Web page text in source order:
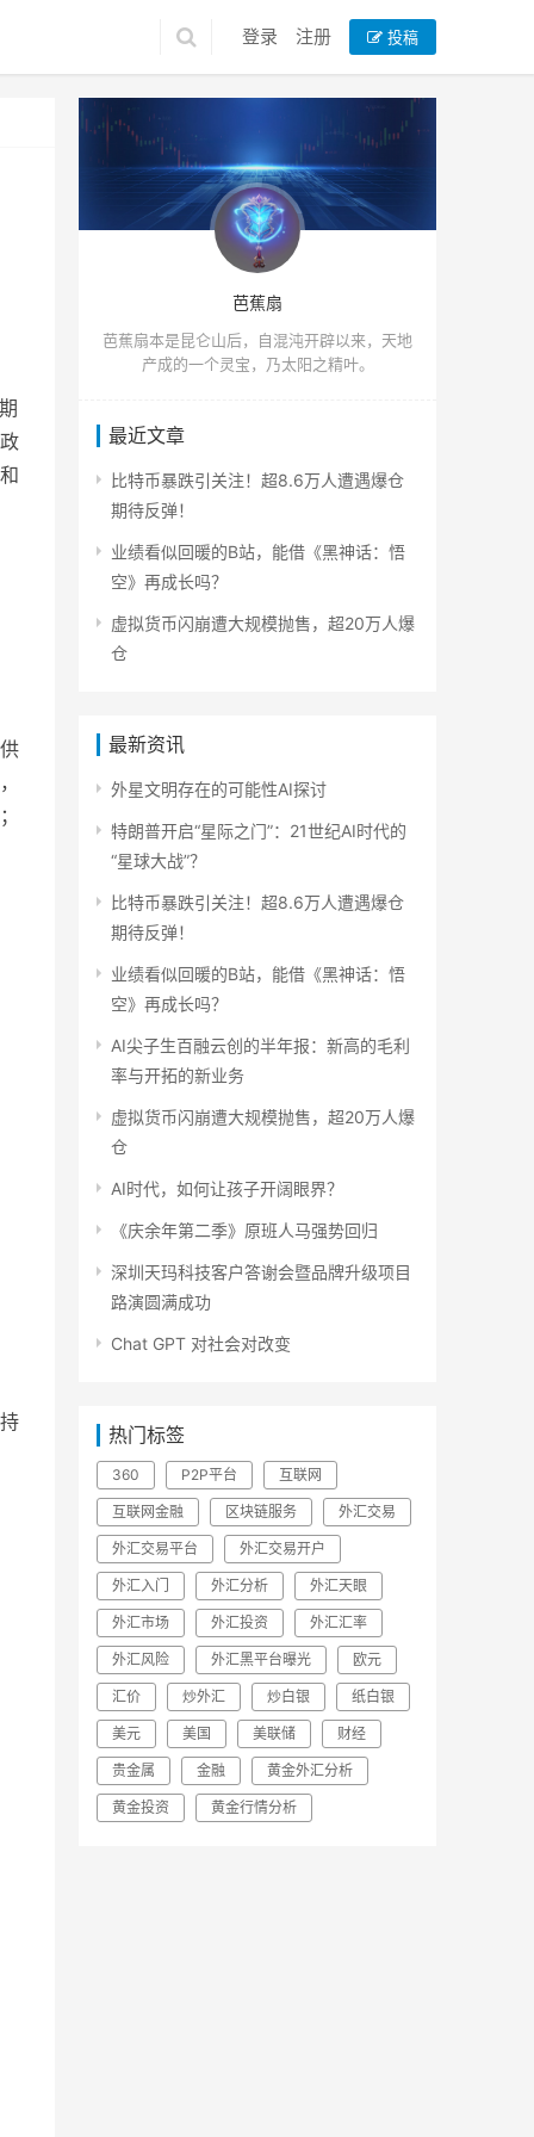
登录 注册 投稿
芭蕉扇
芭蕉扇本是昆仑山后，自混沌开辟以来，天地
产成的一个灵宝，乃太阳之精叶。
最近文章
比特币暴跌引关注！超8.6万人遭遇爆仓
期待反弹！
业绩看似回暖的B站，能借《黑神话：悟
空》再成长吗？
虚拟货币闪崩遭大规模抛售，超20万人爆
仓
最新资讯
外星文明存在的可能性AI探讨
特朗普开启“星际之门”：21世纪AI时代的
“星球大战”？
比特币暴跌引关注！超8.6万人遭遇爆仓
期待反弹！
业绩看似回暖的B站，能借《黑神话：悟
空》再成长吗？
AI尖子生百融云创的半年报：新高的毛利
率与开拓的新业务
虚拟货币闪崩遭大规模抛售，超20万人爆
仓
AI时代，如何让孩子开阔眼界？
《庆余年第二季》原班人马强势回归
深圳天玛科技客户答谢会暨品牌升级项目
路演圆满成功
Chat GPT 对社会对改变
热门标签
360 P2P平台 互联网
互联网金融 区块链服务 外汇交易
外汇交易平台 外汇交易开户
外汇入门 外汇分析 外汇天眼
外汇市场 外汇投资 外汇汇率
外汇风险 外汇黑平台曝光 欧元
汇价 炒外汇 炒白银 纸白银
美元 美国 美联储 财经
贵金属 金融 黄金外汇分析
黄金投资 黄金行情分析